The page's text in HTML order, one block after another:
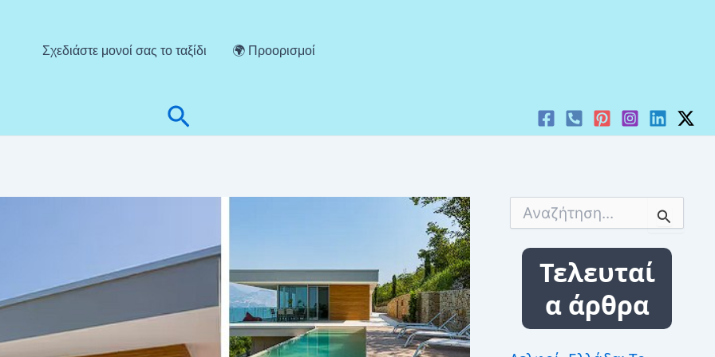
Σχεδιάστε μονοί σας το ταξίδι 🌍 Προορισμοί
Αναζήτηση
Τελευταί
α άρθρα